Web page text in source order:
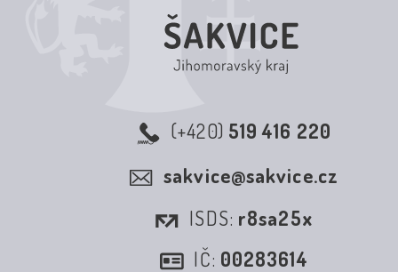
(+420) 519 416 220
sakvice@sakvice.cz
ISDS: r8sa25x
IČ: 00283614